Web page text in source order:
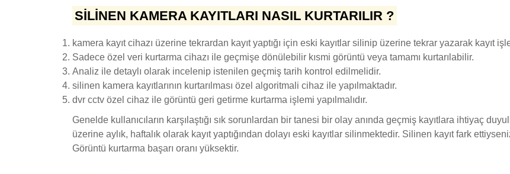
SILINEN KAMERA KAYITLARI NASIL KURTARILIR ?
kamera kayıt cihazı üzerine tekrardan kayıt yaptığı için eski kayıtlar silinip üzerine tekrar yazarak kayıt
Sadece özel veri kurtarma cihazı ile geçmişe dönülebilir kısmi görüntü veya tamamı kurtarılabilir.
Analiz ile detaylı olarak incelenip istenilen geçmiş tarih kontrol edilmelidir.
silinen kamera kayıtlarının kurtarılması özel algoritmali cihaz ile yapılmaktadır.
dvr cctv özel cihaz ile görüntü geri getirme kurtarma işlemi yapılmalıdır.
Genelde kullanıcıların karşılaştığı sık sorunlardan bir tanesi bir olay anında geçmiş kayıtlara ihtiyaç
üzerine aylık, haftalık olarak kayıt yaptığından dolayı eski kayıtlar silinmektedir. Silinen kayıt fark
Görüntü kurtarma başarı oranı yüksektir.